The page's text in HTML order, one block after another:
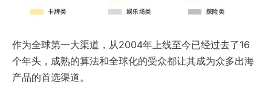
作为全球第一大渠道，从2004年上线至今已经过去了16
个年头，成熟的算法和全球化的受众都让其成为众多出海
产品的首选渠道。